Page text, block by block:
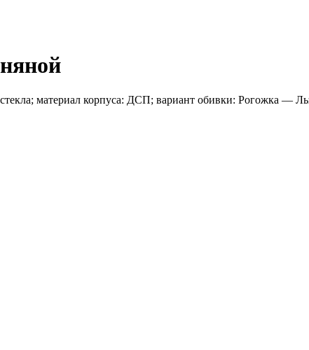
материал корпуса: ДСП; вариант обивки: Рогожка —